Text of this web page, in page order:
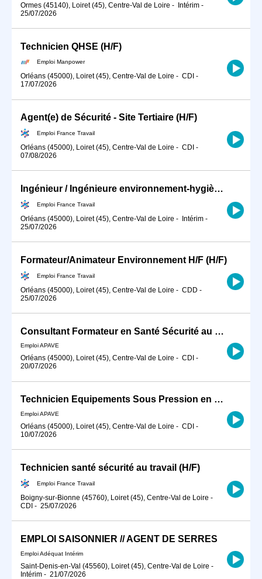
Ormes (45140), Loiret (45), Centre-Val de Loire - Intérim -
25/07/2026
Technicien QHSE (H/F)
Emploi Manpower
Orléans (45000), Loiret (45), Centre-Val de Loire - CDI -
17/07/2026
Agent(e) de Sécurité - Site Tertiaire (H/F)
Emploi France Travail
Orléans (45000), Loiret (45), Centre-Val de Loire - CDI -
07/08/2026
Ingénieur / Ingénieure environnement-hygiène-sécurité en industri (H/F)
Emploi France Travail
Orléans (45000), Loiret (45), Centre-Val de Loire - Intérim -
25/07/2026
Formateur/Animateur Environnement H/F (H/F)
Emploi France Travail
Orléans (45000), Loiret (45), Centre-Val de Loire - CDD -
25/07/2026
Consultant Formateur en Santé Sécurité au Travail H/F
Emploi APAVE
Orléans (45000), Loiret (45), Centre-Val de Loire - CDI -
20/07/2026
Technicien Equipements Sous Pression en Milieu Nucléaire H/F
Emploi APAVE
Orléans (45000), Loiret (45), Centre-Val de Loire - CDI -
10/07/2026
Technicien santé sécurité au travail (H/F)
Emploi France Travail
Boigny-sur-Bionne (45760), Loiret (45), Centre-Val de Loire -
CDI - 25/07/2026
EMPLOI SAISONNIER // AGENT DE SERRES
Emploi Adéquat Intérim
Saint-Denis-en-Val (45560), Loiret (45), Centre-Val de Loire -
Intérim - 21/07/2026